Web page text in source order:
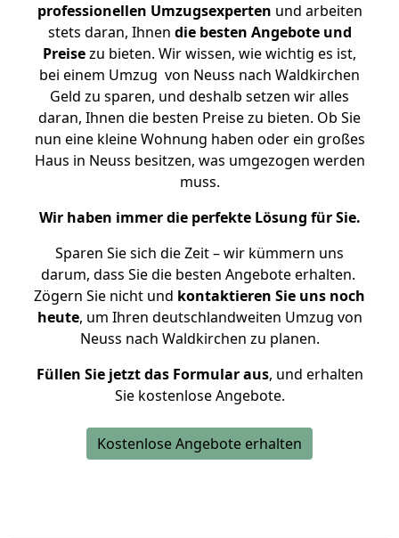
professionellen Umzugsexperten und arbeiten
stets daran, Ihnen die besten Angebote und
Preisezu bieten. Wir wissen, wie wichtig es ist,
bei einem Umzug von Neuss nach Waldkirchen
Geld zu sparen, und deshalb setzen wir alles
daran, Ihnen die besten Preise zu bieten. Ob Sie
nun eine kleine Wohnung haben oder ein großes
Haus in Neuss besitzen, was umgezogen werden
muss.
Wir haben immer die perfekte Lösung für Sie.
Sparen Sie sich die Zeit – wir kümmern uns
darum, dass Sie die besten Angebote erhalten.
Zögern Sie nicht und kontaktieren Sie uns noch
heute, um Ihren deutschlandweiten Umzug von
Neuss nach Waldkirchen zu planen.
Füllen Sie jetzt das Formular aus, und erhalten
Sie kostenlose Angebote.
Kostenlose Angebote erhalten